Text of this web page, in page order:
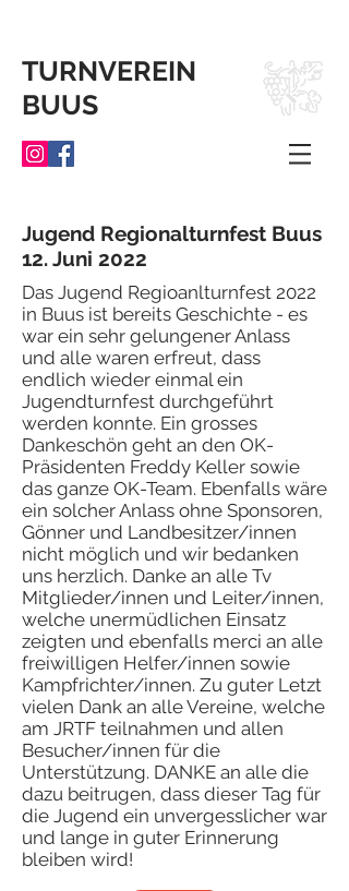
TURNVEREIN
BUUS
Jugend Regionalturnfest Buus
12. Juni 2022
Das Jugend Regioanlturnfest 2022
in Buus ist bereits Geschichte - es
war ein sehr gelungener Anlass
und alle waren erfreut, dass
endlich wieder einmal ein
Jugendturnfest durchgeführt
werden konnte. Ein grosses
Dankeschön geht an den OK-
Präsidenten Freddy Keller sowie
das ganze OK-Team. Ebenfalls wäre
ein solcher Anlass ohne Sponsoren,
Gönner und Landbesitzer/innen
nicht möglich und wir bedanken
uns herzlich. Danke an alle Tv
Mitglieder/innen und Leiter/innen,
welche unermüdlichen Einsatz
zeigten und ebenfalls merci an alle
freiwilligen Helfer/innen sowie
Kampfrichter/innen. Zu guter Letzt
vielen Dank an alle Vereine, welche
am JRTF teilnahmen und allen
Besucher/innen für die
Unterstützung. DANKE an alle die
dazu beitrugen, dass dieser Tag für
die Jugend ein unvergesslicher war
und lange in guter Erinnerung
bleiben wird!